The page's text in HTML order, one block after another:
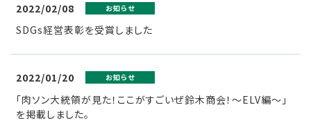
2022/02/08 お知らせ
SDGs経営表彰を受賞しました
2022/01/20 お知らせ
「肉ソン大統領が見た！ここがすごいぜ鈴木商会！～ELV編～」
を掲載しました。